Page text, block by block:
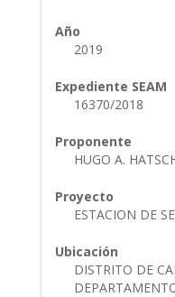
Año
2019
Expediente SEAM
16370/2018
Proponente
HUGO A.
Proyecto
ESTACION DE
Ubicación
DISTRITO DE